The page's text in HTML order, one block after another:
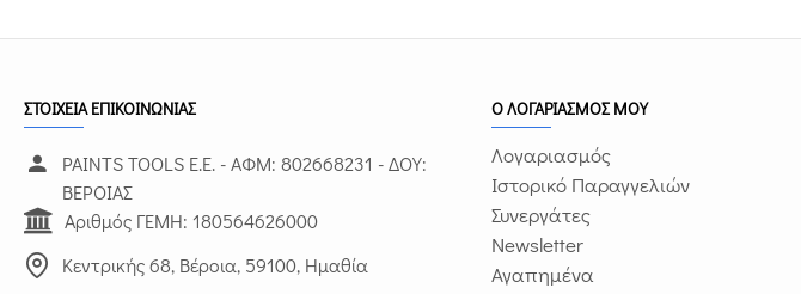
ΣΤΟΙΧΕΙΑ ΕΠΙΚΟΙΝΩΝΙΑΣ
PAINTS TOOLS Ε.Ε. - ΑΦΜ: 802668231 - ΔΟΥ:
ΒΕΡΟΙΑΣ
Αριθμός ΓΕΜΗ: 180564626000
Κεντρικής 68, Βέροια, 59100, Ημαθία
Ο ΛΟΓΑΡΙΑΣΜΟΣ ΜΟΥ
Λογαριασμός
Ιστορικό Παραγγελιών
Συνεργάτες
Newsletter
Αγαπημένα